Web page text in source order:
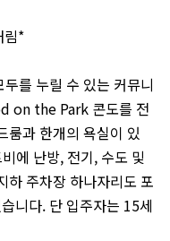
림*
를 누릴 수 있는 커뮤니
on the Park 콘도를 전
룸과 한개의 욕실이 있
에 난방, 전기, 수도 및
하 주차장 하나자리도 포
니다. 단 입주자는 15세